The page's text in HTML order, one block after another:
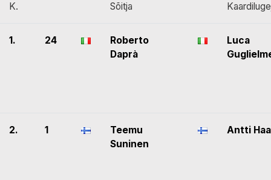
K. Sõitja
1. 24
Roberto
Daprà
Luca
2. 1
Teemu
Suninen
Antti